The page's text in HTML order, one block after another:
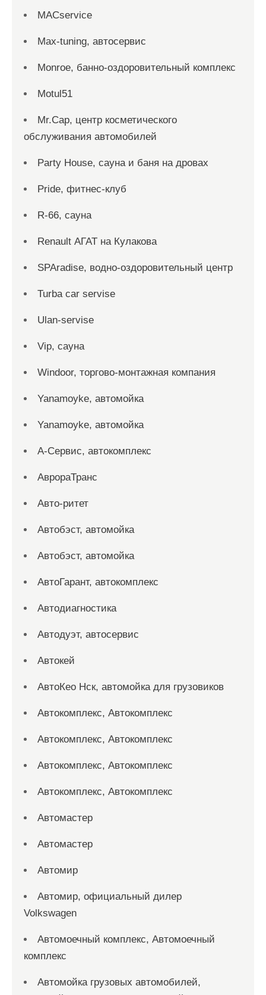
MACservice
Max-tuning, автосервис
Monroe, банно-оздоровительный комплекс
Motul51
Mr.Cap, центр косметического
обслуживания автомобилей
Party House, сауна и баня на дровах
Pride, фитнес-клуб
R-66, сауна
Renault АГАТ на Кулакова
SPAradise, водно-оздоровительный центр
Turba car servise
Ulan-servise
Vip, сауна
Windoor, торгово-монтажная компания
Yanamoyke, автомойка
Yanamoyke, автомойка
А-Сервис, автокомплекс
АврораТранс
Авто-ритет
Автобэст, автомойка
Автобэст, автомойка
АвтоГарант, автокомплекс
Автодиагностика
Автодуэт, автосервис
Автокей
АвтоКео Нск, автомойка для грузовиков
Автокомплекс, Автокомплекс
Автокомплекс, Автокомплекс
Автокомплекс, Автокомплекс
Автокомплекс, Автокомплекс
Автомастер
Автомастер
Автомир
Автомир, официальный дилер
Volkswagen
Автомоечный комплекс, Автомоечный
комплекс
Автомойка грузовых автомобилей,